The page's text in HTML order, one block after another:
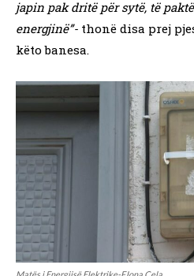
japin pak dritë për sytë, të
energjinë”- thonë disa prej
këto banesa.
Matës i Energjisë Elektrike-FJona Cela